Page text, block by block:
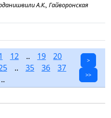
А.К., Гайворонская
12.. 19
20
.. 35 36
37
..
>
>>